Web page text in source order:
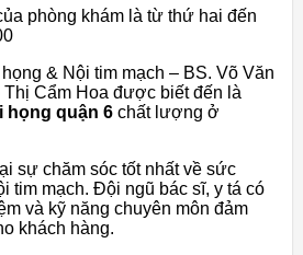
phòng khám là từ thứ hai đến
& Nội tim mạch – BS. Võ Văn
Cẩm Hoa được biết đến là
họng quận 6 chất lượng ở
sự chăm sóc tốt nhất về sức
tim mạch. Đội ngũ bác sĩ, y tá có
và kỹ năng chuyên môn đảm
khách hàng.